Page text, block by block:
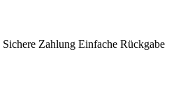
Sichere Zahlung Einfache Rückgabe